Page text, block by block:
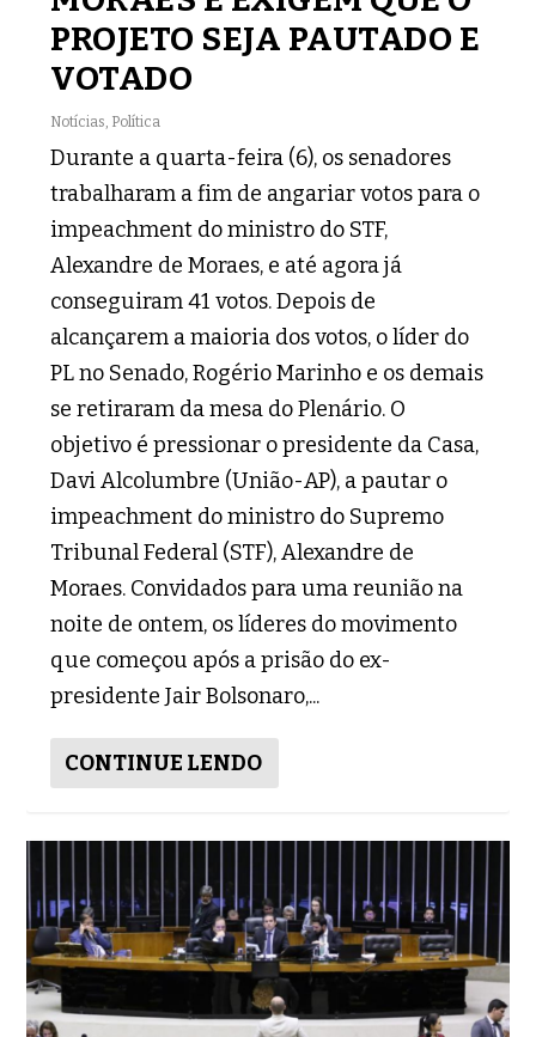
PROJETO SEJA PAUTADO E
VOTADO
Notícias, Política
Durante a quarta-feira (6), os senadores
trabalharam a fim de angariar votos para o
impeachment do ministro do STF,
Alexandre de Moraes, e até agora já
conseguiram 41 votos. Depois de
alcançarem a maioria dos votos, o líder do
PL no Senado, Rogério Marinho e os demais
se retiraram da mesa do Plenário. O
objetivo é pressionar o presidente da Casa,
Davi Alcolumbre (União-AP), a pautar o
impeachment do ministro do Supremo
Tribunal Federal (STF), Alexandre de
Moraes. Convidados para uma reunião na
noite de ontem, os líderes do movimento
que começou após a prisão do ex-
presidente Jair Bolsonaro,...
CONTINUE LENDO